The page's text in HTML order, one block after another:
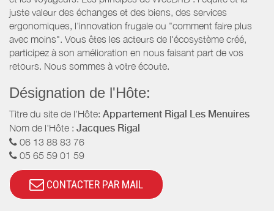
juste valeur des échanges et des biens, des services
ergonomiques, l'innovation frugale ou "comment faire plus
avec moins". Vous êtes les acteurs de l'écosystème créé,
participez à son amélioration en nous faisant part de vos
retours. Nous sommes à votre écoute.
Désignation de l'Hôte:
Titre du site de l'Hôte: Appartement Rigal Les Menuires
Nom de l'Hôte : Jacques Rigal
06 13 88 83 76
05 65 59 01 59
CONTACTER PAR MAIL